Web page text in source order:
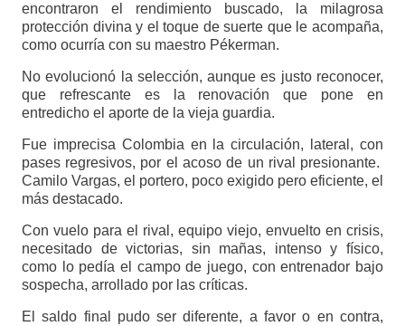
encontraron el rendimiento buscado, la milagrosa
protección divina y el toque de suerte que le acompaña,
como ocurría con su maestro Pékerman.
No evolucionó la selección, aunque es justo reconocer,
que refrescante es la renovación que pone en
entredicho el aporte de la vieja guardia.
Fue imprecisa Colombia en la circulación, lateral, con
pases regresivos, por el acoso de un rival presionante.
Camilo Vargas, el portero, poco exigido pero eficiente, el
más destacado.
Con vuelo para el rival, equipo viejo, envuelto en crisis,
necesitado de victorias, sin mañas, intenso y físico,
como lo pedía el campo de juego, con entrenador bajo
sospecha, arrollado por las críticas.
El saldo final pudo ser diferente, a favor o en contra,